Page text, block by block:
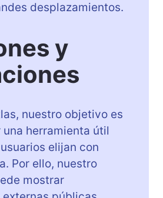
desplazamientos.
y
nuestro objetivo es
herramienta útil
elijan con
Por ello, nuestro
mostrar